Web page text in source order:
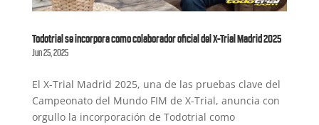
Todotrial se incorpora como colaborador oficial del X-Trial Madrid 2025
Jun 25, 2025
El X-Trial Madrid 2025, una de las pruebas clave del
Campeonato del Mundo FIM de X-Trial, anuncia con
orgullo la incorporación de Todotrial como